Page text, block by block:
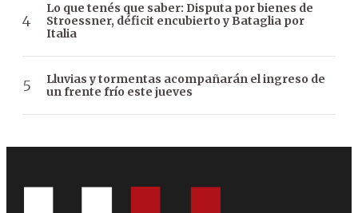
Lo que tenés que saber: Disputa por bienes de
Stroessner, déficit encubierto y Bataglia por
Italia
Lluvias y tormentas acompañarán el ingreso de
un frente frío este jueves